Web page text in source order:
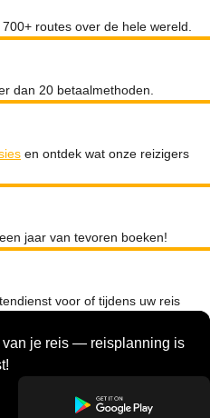
routes over de hele wereld.
dan 20 betaalmethoden.
en ontdek wat onze reizigers
jaar van tevoren boeken!
voor of tijdens uw reis
van je reis — reisplanning is